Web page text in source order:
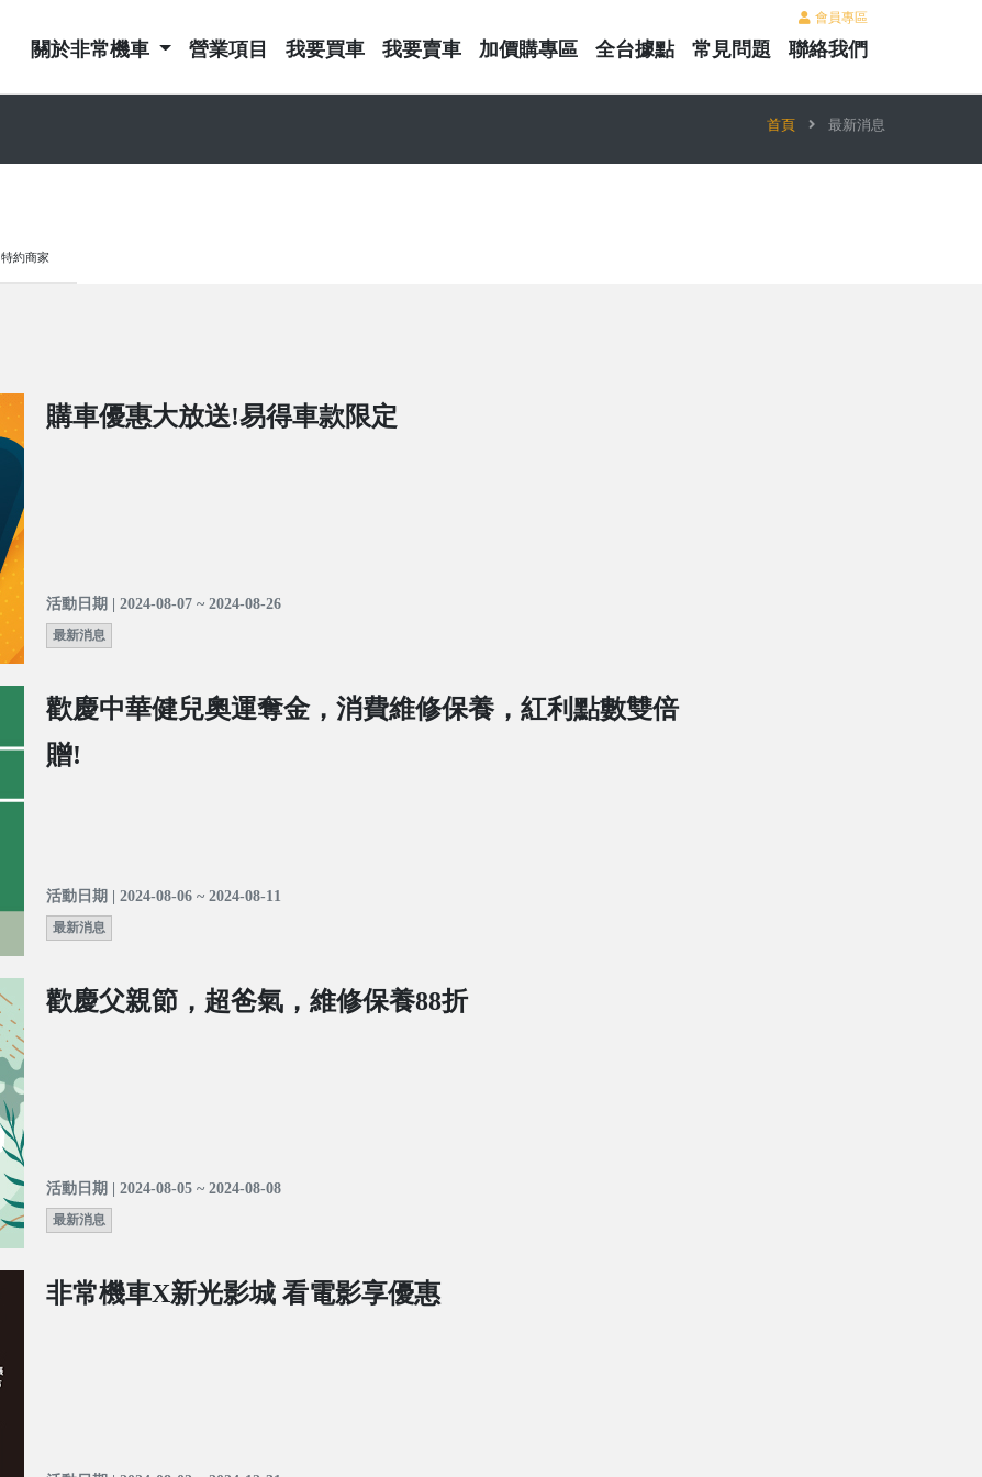
會員專區
關於非常機車 營業項目 我要買車 我要賣車 加價購專區 全台據點 常見問題 聯絡我們
首頁 最新消息
特約商家
購車優惠大放送!易得車款限定
活動日期 | 2024-08-07 ~ 2024-08-26
最新消息
歡慶中華健兒奧運奪金，消費維修保養，紅利點數雙倍
贈!
活動日期 | 2024-08-06 ~ 2024-08-11
最新消息
歡慶父親節，超爸氣，維修保養88折
活動日期 | 2024-08-05 ~ 2024-08-08
最新消息
非常機車X新光影城 看電影享優惠